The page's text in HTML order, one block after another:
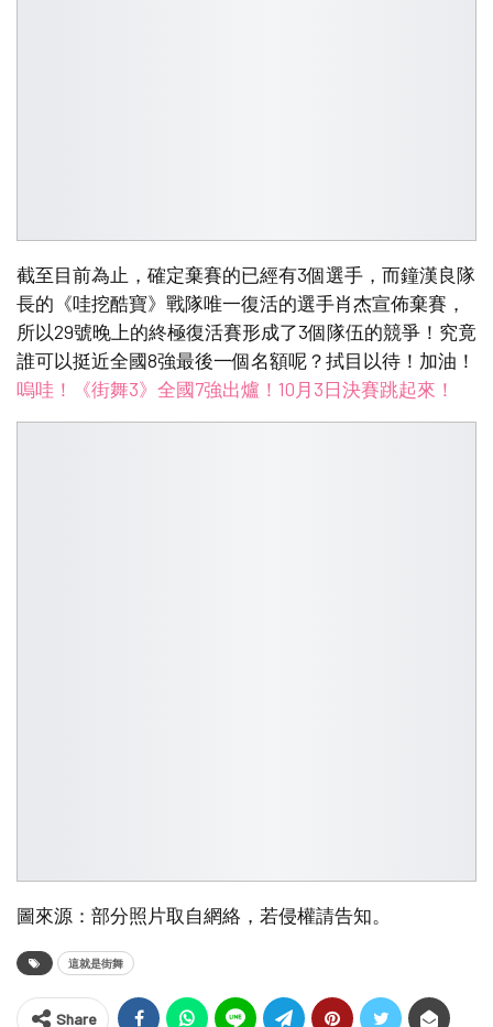
截至目前為止，確定棄賽的已經有3個選手，而鐘漢良隊
長的《哇挖酷寶》戰隊唯一復活的選手肖杰宣佈棄賽，
所以29號晚上的終極復活賽形成了3個隊伍的競爭！究竟
誰可以挺近全國8強最後一個名額呢？拭目以待！加油！
嗚哇！《街舞3》全國7強出爐！10月3日決賽跳起來！
圖來源：部分照片取自網絡，若侵權請告知。
這就是街舞
Share